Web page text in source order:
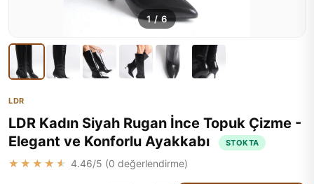
1/6
LDR
LDR Kadın Siyah Rugan İnce Topuk Çizme -
Elegant ve Konforlu Ayakkabı
STOKTA
★★★★★ 4.46/5 (0 değerlendirme)